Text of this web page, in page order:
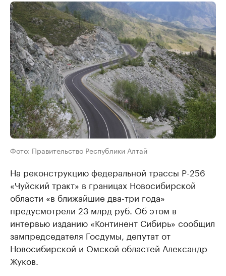
Фото: Правительство Республики Алтай
На реконструкцию федеральной трассы Р-256
«Чуйский тракт» в границах Новосибирской
области «в ближайшие два-три года»
предусмотрели 23 млрд руб. Об этом в
интервью изданию «Континент Сибирь» сообщил
зампредседателя Госдумы, депутат от
Новосибирской и Омской областей Александр
Жуков.